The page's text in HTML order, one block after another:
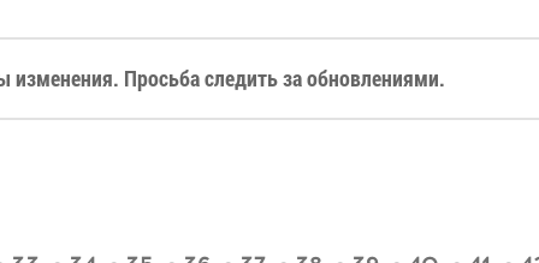
Просьба следить за обновлениями.